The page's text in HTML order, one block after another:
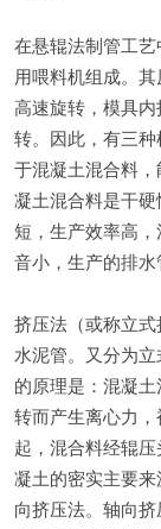
在悬辊法制管工
用喂料机组成。
高速旋转，模具
转。因此，有三
于混凝土混合料
凝土混合料是干
短，生产效率高
音小，生产的排水
挤压法（或称立
水泥管。又分为
的原理是：混凝
转而产生离心力
起，混合料经辊
凝土的密实主要
向挤压法。轴向